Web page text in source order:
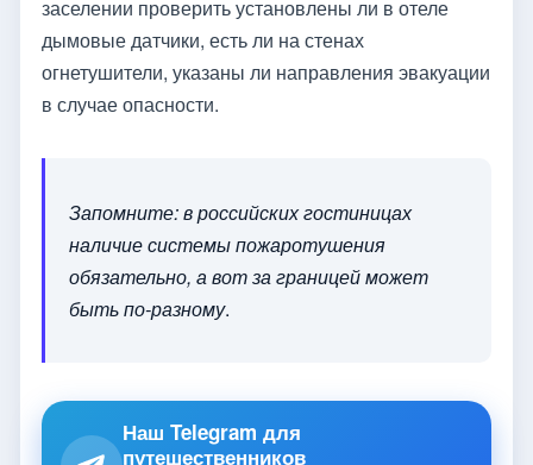
заселении проверить установлены ли в отеле
дымовые датчики, есть ли на стенах
огнетушители, указаны ли направления эвакуации
в случае опасности.
Запомните: в российских гостиницах
наличие системы пожаротушения
обязательно, а вот за границей может
быть по-разному.
Наш Telegram для
путешественников